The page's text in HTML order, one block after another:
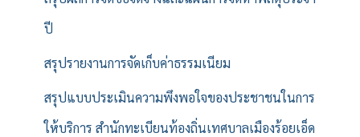
ปี
สรุปรายงานการจัดเก็บค่าธรรมเนียม
สรุปแบบประเมินความพึงพอใจของประชาชนในการ
ให้บริการ สำนักทะเบียนท้องถิ่นเทศบาลเมืองร้อยเอ็ด